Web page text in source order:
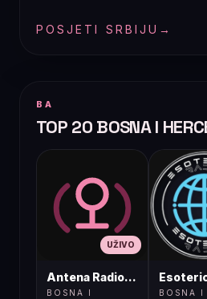
POSJETI SRBIJU →
BA
TOP 20 BOSNA I
UŽIVO
Antena Radio, Jelah Tešanj
BOSNA I
BOSNA I